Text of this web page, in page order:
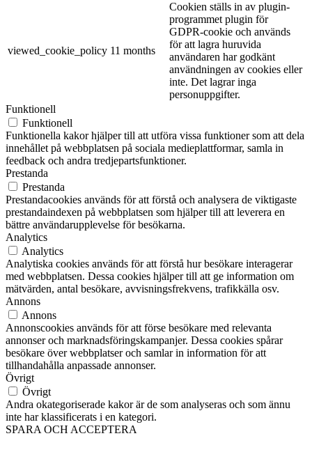
viewed_cookie_policy 11 months
Cookien ställs in av plugin-
programmet plugin för
GDPR-cookie och används
för att lagra huruvida
användaren har godkänt
användningen av cookies eller
inte. Det lagrar inga
personuppgifter.
Funktionell
Funktionell
Funktionella kakor hjälper till att utföra vissa funktioner som att dela
innehållet på webbplatsen på sociala medieplattformar, samla in
feedback och andra tredjepartsfunktioner.
Prestanda
Prestanda
Prestandacookies används för att förstå och analysera de viktigaste
prestandaindexen på webbplatsen som hjälper till att leverera en
bättre användarupplevelse för besökarna.
Analytics
Analytics
Analytiska cookies används för att förstå hur besökare interagerar
med webbplatsen. Dessa cookies hjälper till att ge information om
mätvärden, antal besökare, avvisningsfrekvens, trafikkälla osv.
Annons
Annons
Annonscookies används för att förse besökare med relevanta
annonser och marknadsföringskampanjer. Dessa cookies spårar
besökare över webbplatser och samlar in information för att
tillhandahålla anpassade annonser.
Övrigt
Övrigt
Andra okategoriserade kakor är de som analyseras och som ännu
inte har klassificerats i en kategori.
SPARA OCH ACCEPTERA